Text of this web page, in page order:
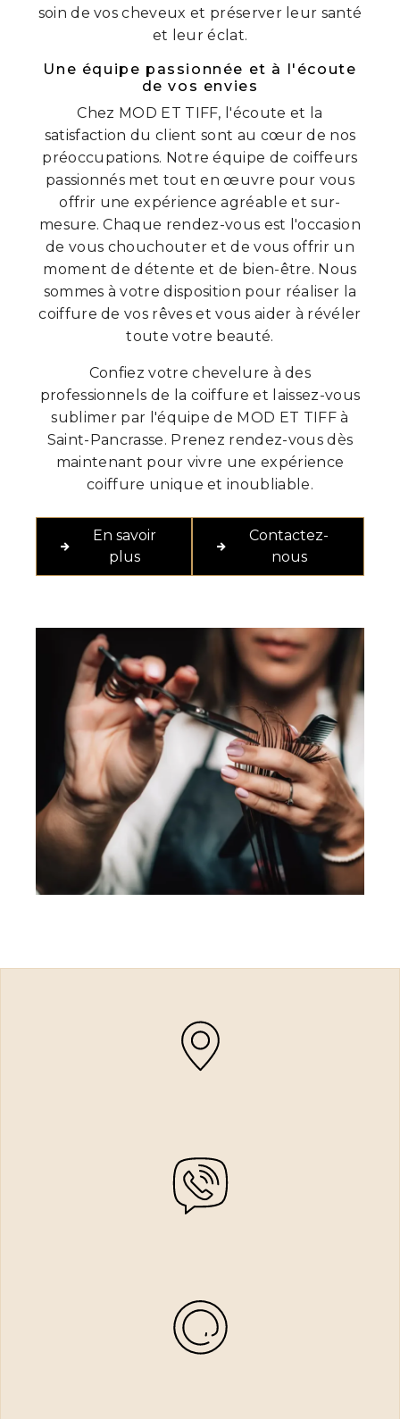
soin de vos cheveux et préserver leur santé
et leur éclat.
Une équipe passionnée et à l'écoute
de vos envies
Chez MOD ET TIFF, l'écoute et la
satisfaction du client sont au cœur de nos
préoccupations. Notre équipe de coiffeurs
passionnés met tout en œuvre pour vous
offrir une expérience agréable et sur-
mesure. Chaque rendez-vous est l'occasion
de vous chouchouter et de vous offrir un
moment de détente et de bien-être. Nous
sommes à votre disposition pour réaliser la
coiffure de vos rêves et vous aider à révéler
toute votre beauté.
Confiez votre chevelure à des
professionnels de la coiffure et laissez-vous
sublimer par l'équipe de MOD ET TIFF à
Saint-Pancrasse. Prenez rendez-vous dès
maintenant pour vivre une expérience
coiffure unique et inoubliable.
En savoir
plus
Contactez-
nous